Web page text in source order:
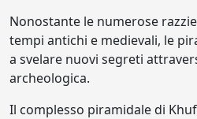
Nonostante le numerose
tempi antichi e medievali, le
a svelare nuovi segreti
archeologica.
Il complesso piramidale di